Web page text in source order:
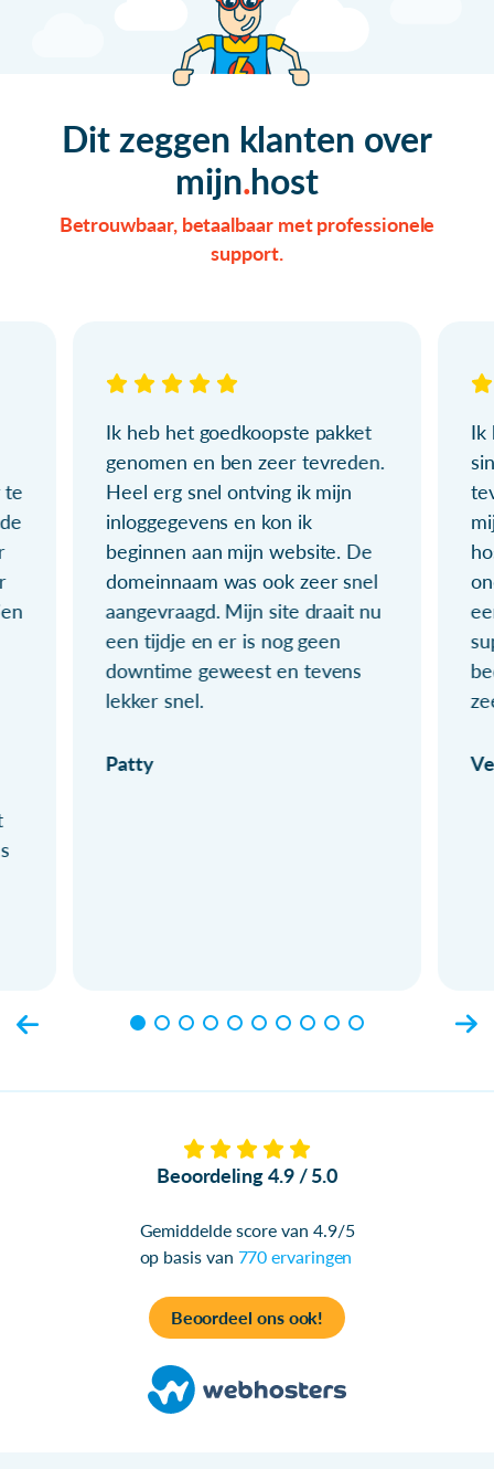
Dit zeggen klanten over
mijn host
Betrouwbaar, betaalbaar met professionele
support.
te
Ik heb het goedkoopste pakket
genomen en ben zeer tevreden.
Heel erg snel ontving ik mijn
inloggegevens en kon ik
beginnen aan mijn website. De
domeinnaam was ook zeer snel
aangevraagd. Mijn site draait nu
een tijdje en er is nog geen
downtime geweest en tevens
lekker snel.
Patty
Ik
Beoordeling 4.9 / 5.0
Gemiddelde score van 4.9/5
op basis van 770 ervaringen
Beoordeel ons ook!